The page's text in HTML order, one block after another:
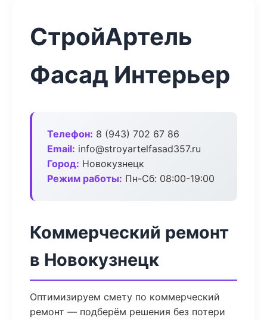
СтройАртель
Фасад Интерьер
Телефон: 8 (943) 702 67 86
Email: info@stroyartelfasad357.ru
Город: Новокузнецк
Режим работы: Пн-Сб: 08:00-19:00
Коммерческий ремонт
в Новокузнецк
Оптимизируем смету по коммерческий
ремонт — подберём решения без потери